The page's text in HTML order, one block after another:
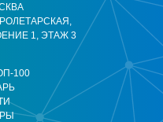
100
1, ЭТАЖ 3